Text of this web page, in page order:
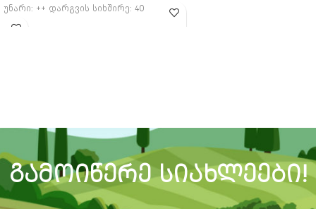
უნარი: ++ დარგვის სიხშირე: 40
00-60 000 მცენარე 1ჰა-ზე
ფუზარიოზისადმი: + დარგვის
ᲒᲐᲛᲝᲘᲬᲔᲠᲔ ᲡᲘᲐᲮᲚᲔᲔᲑᲘ!